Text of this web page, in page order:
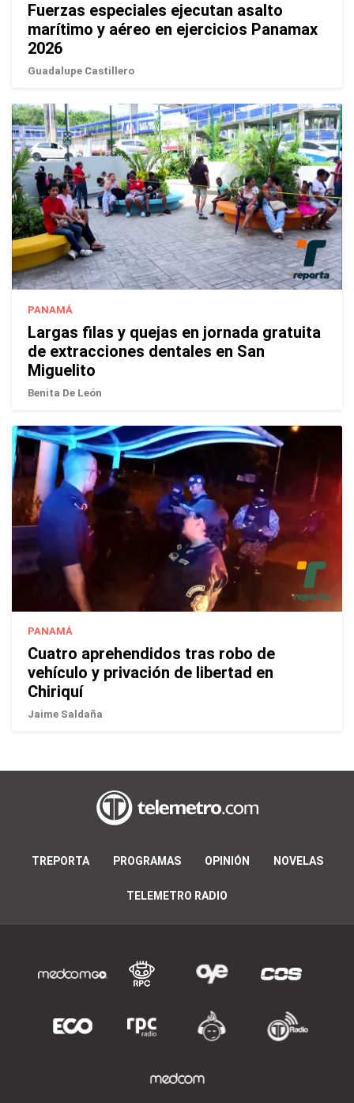
Fuerzas especiales ejecutan asalto
marítimo y aéreo en ejercicios Panamax
2026
Guadalupe Castillero
PANAMÁ
Largas filas y quejas en jornada gratuita
de extracciones dentales en San
Miguelito
Benita De León
PANAMÁ
Cuatro aprehendidos tras robo de
vehículo y privación de libertad en
Chiriquí
Jaime Saldaña
TREPORTA PROGRAMAS OPINIÓN NOVELAS
TELEMETRO RADIO